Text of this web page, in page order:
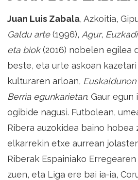
Juan Luis Zabala, Azkoitia,
Galdu arte(1996), Agur, Euzkadi
eta biok(2016) nobelen egilea
beste, eta urte askoan
kulturaren arloan,
Berria egunkarietan. Gaur
ogibide nagusi. Futbolean,
Ribera auzokidea baino hobea
elkarrekin etxe aurrean
Riberak Espainiako
zuen, eta Liga ere bai ia-ia,